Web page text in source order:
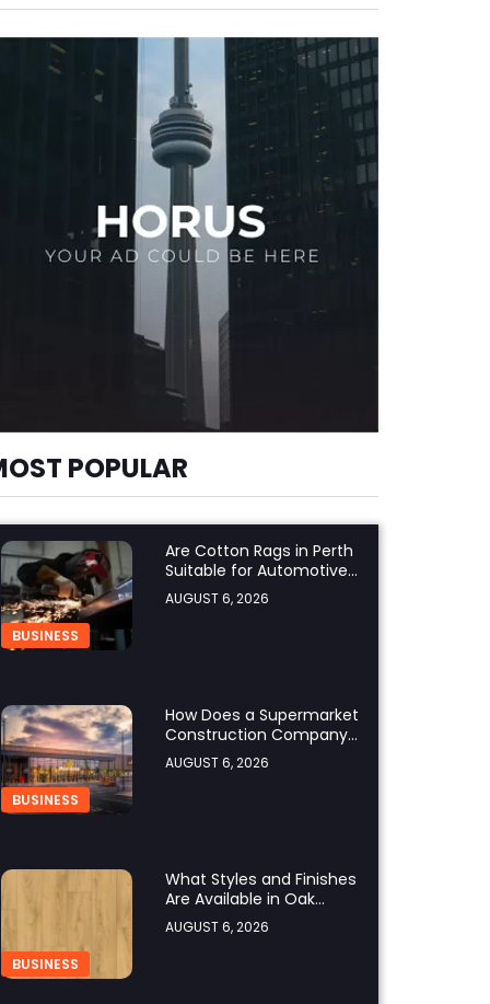
POPULAR
BUSINESS
Are Cotton Rags in Perth
Suitable for Automotive
Workshops?
AUGUST 6, 2026
BUSINESS
How Does a Supermarket
Construction Company
UK Ensure Compliance
with UK Building
AUGUST 6, 2026
BUSINESS
What Styles and Finishes
Are Available in Oak
Engineered Hardwood
Flooring?
AUGUST 6, 2026